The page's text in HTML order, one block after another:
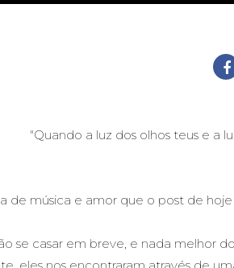
"Quando a luz dos olhos teus e a
de música e amor que o post de
se casar em breve, e nada melhor